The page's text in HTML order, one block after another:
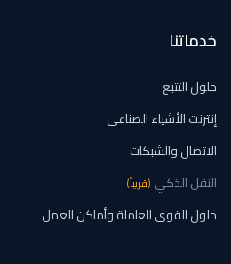
خدماتنا
حلول التتبع
إنترنت الأشياء الصناعي
الاتصال والشبكات
النقل الذكي (قريباً)
حلول القوى العاملة وأماكن العمل